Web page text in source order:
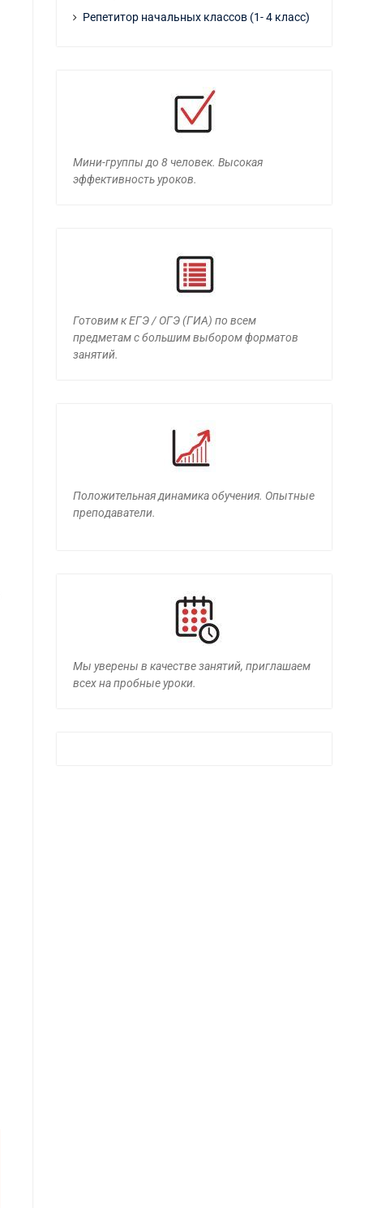
Репетитор начальных классов (1- 4 класс)
Мини-группы до 8 человек. Высокая
эффективность уроков.
Готовим к ЕГЭ / ОГЭ (ГИА) по всем
предметам с большим выбором форматов
занятий.
Положительная динамика обучения. Опытные
преподаватели.
Мы уверены в качестве занятий, приглашаем
всех на пробные уроки.